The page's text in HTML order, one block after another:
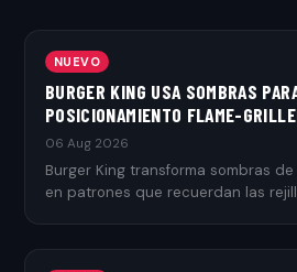
NUEVO
BURGER KING USA SOMBRAS
POSICIONAMIENTO FLAME-
06 Aug 2026
Burger King transforma sombras
en patrones que recuerdan las